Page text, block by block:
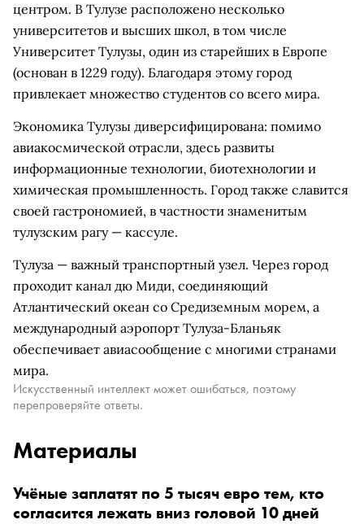
центром. В Тулузе расположено несколько
университетов и высших школ, в том числе
Университет Тулузы, один из старейших в Европе
(основан в 1229 году). Благодаря этому город
привлекает множество студентов со всего мира.
Экономика Тулузы диверсифицирована: помимо
авиакосмической отрасли, здесь развиты
информационные технологии, биотехнологии и
химическая промышленность. Город также славится
своей гастрономией, в частности знаменитым
тулузским рагу — кассуле.
Тулуза — важный транспортный узел. Через город
проходит канал дю Миди, соединяющий
Атлантический океан со Средиземным морем, а
международный аэропорт Тулуза-Бланьяк
обеспечивает авиасообщение с многими странами
мира.
Искусственный интеллект может ошибаться, поэтому
перепроверяйте ответы.
Материалы
Учёные заплатят по 5 тысяч евро тем, кто
согласится лежать вниз головой 10 дней